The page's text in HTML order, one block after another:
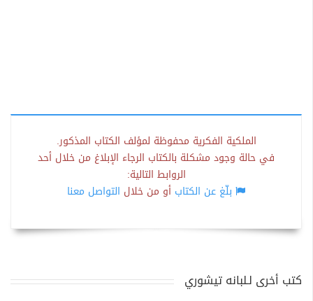
الملكية الفكرية محفوظة لمؤلف الكتاب المذكور.
في حالة وجود مشكلة بالكتاب الرجاء الإبلاغ من خلال أحد
الروابط التالية:
بلّغ عن الكتاب أو من خلال التواصل معنا
كتب أخرى لـلبانه تيشوري